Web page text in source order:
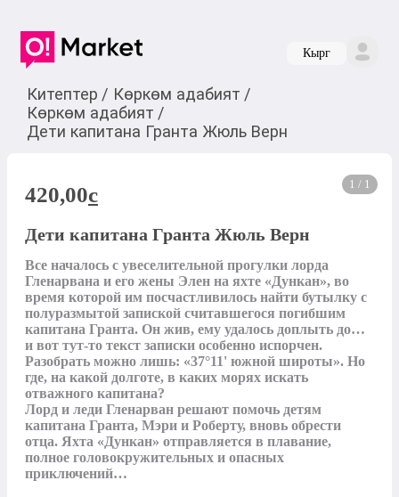
Кырг
Китептер / Көркөм адабият /
Көркөм адабият /
Дети капитана Гранта Жюль Верн
1 / 1
420,00c
Дети капитана Гранта Жюль Верн
Все началось с увеселительной прогулки лорда
Гленарвана и его жены Элен на яхте «Дункан», во
время которой им посчастливилось найти бутылку с
полуразмытой запиской считавшегося погибшим
капитана Гранта. Он жив, ему удалось доплыть до…
и вот тут-то текст записки особенно испорчен.
Разобрать можно лишь: «37°11' южной широты». Но
где, на какой долготе, в каких морях искать
отважного капитана?
Лорд и леди Гленарван решают помочь детям
капитана Гранта, Мэри и Роберту, вновь обрести
отца. Яхта «Дункан» отправляется в плавание,
полное головокружительных и опасных
приключений…